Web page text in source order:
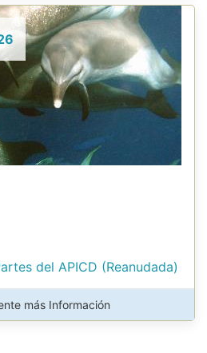
del APICD (Reanudada)
más Información